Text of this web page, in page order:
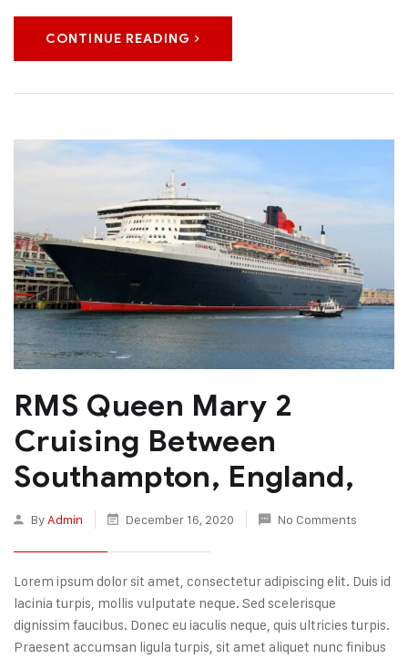
CONTINUE READING
RMS Queen Mary 2
Cruising Between
Southampton, England,
By Admin December 16, 2020 No Comments
Lorem ipsum dolor sit amet, consectetur adipiscing elit. Duis id
lacinia turpis, mollis vulputate neque. Sed scelerisque
dignissim faucibus. Donec eu iaculis neque, quis ultricies turpis.
Praesent accumsan ligula turpis, sit amet aliquet nunc finibus